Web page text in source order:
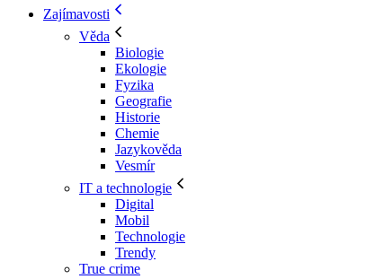
Zajímavosti
Věda
Biologie
Ekologie
Fyzika
Geografie
Historie
Chemie
Jazykověda
Vesmír
IT a technologie
Digital
Mobil
Technologie
Trendy
True crime